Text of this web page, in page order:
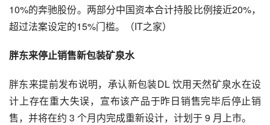
10%的奔驰股份。两部分中国资本合计持股比例接近20%，
超过法案设定的15%门槛。（IT之家）
胖东来停止销售新包装矿泉水
胖东来提前发布说明，承认新包装DL 饮用天然矿泉水在设
计上存在重大失误，宣布该产品于昨日销售完毕后停止销
售，并将在约 3 个月内完成重新设计，计划于 9 月上市。